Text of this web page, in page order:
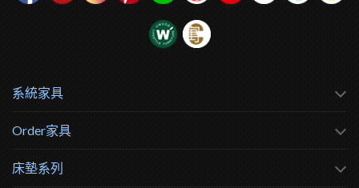
系統家具
Order家具
床墊系列